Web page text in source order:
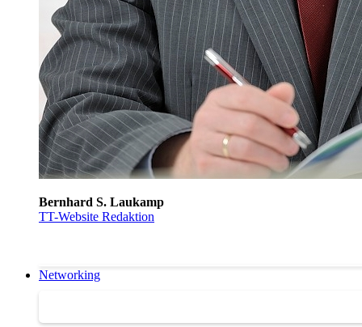
Bernhard S. Laukamp
TT-Website Redaktion
Networking